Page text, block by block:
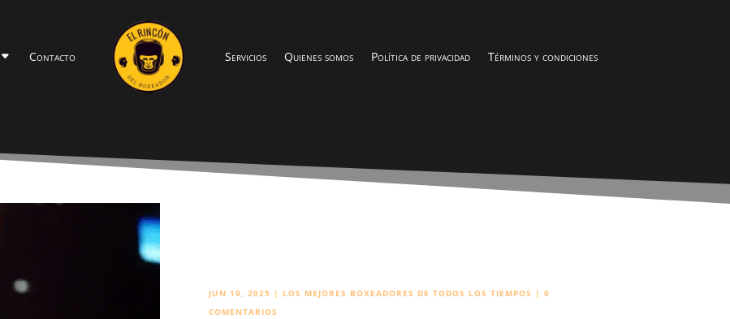
Contacto Servicios Quienes somos Política de privacidad Términos y condiciones
JUN 19, 2025 | LOS MEJORES BOXEADORES DE TODOS LOS TIEMPOS | 0
COMENTARIOS